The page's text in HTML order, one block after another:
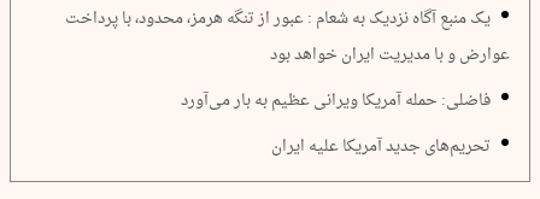
یک منبع آگاه نزدیک به شعام : عبور از تنگه هرمز، محدود، با پرداخت
عوارض و با مدیریت ایران خواهد بود
فاضلی: حمله آمریکا ویرانی عظیم به بار می‌آورد
تحریم‌‌های جدید آمریکا علیه ایران